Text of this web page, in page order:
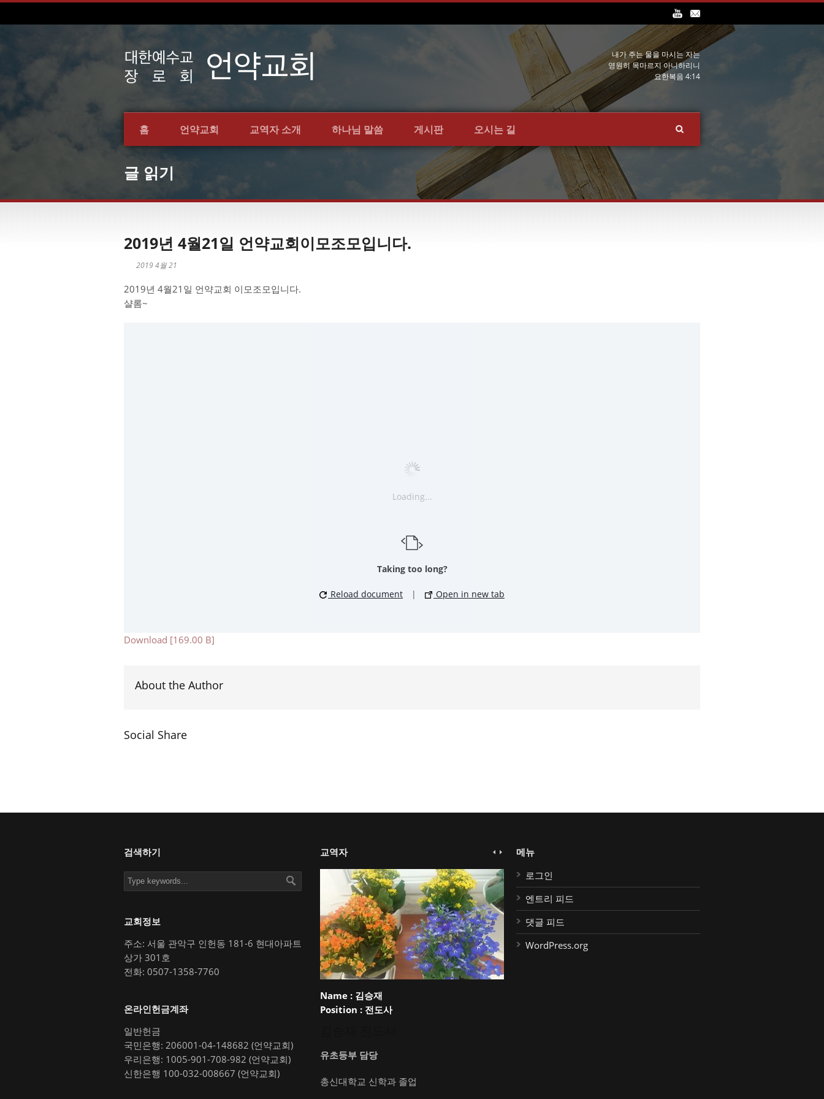
내가 주는 물을 마시는 자는
영원히 목마르지 아니하리니
요한복음 4:14
홈 언약교회 교역자 소개 하나님 말씀 게시판 오시는 길
글 읽기
2019년 4월21일 언약교회이모조모입니다.
2019 4월 21
2019년 4월21일 언약교회 이모조모입니다.
샬롬~
Loading...
Taking too long?
Reload document | Open in new tab
Download [169.00 B]
About the Author
Social Share
검색하기
교회정보
주소: 서울 관악구 인헌동 181-6 현대아파트
상가 301호
전화: 0507-1358-7760
온라인헌금계좌
일반헌금
국민은행: 206001-04-148682 (언약교회)
우리은행: 1005-901-708-982 (언약교회)
신한은행 100-032-008667 (언약교회)
교역자
Name :김승재
Position :전도사
유초등부 담당
총신대학교 신학과 졸업
메뉴
로그인
엔트리 피드
댓글 피드
WordPress.org